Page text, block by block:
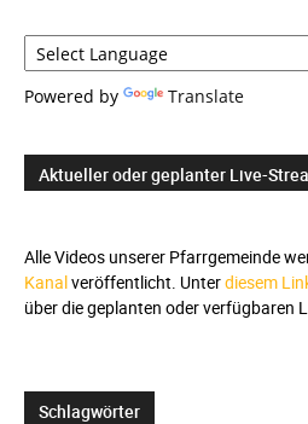
Powered by Translate
Aktueller oder geplanter Live-
Alle Videos unserer Pfarrgemeinde
Kanalveröffentlicht. Unterdiesem
über die geplanten oder verfügbaren
Schlagwörter